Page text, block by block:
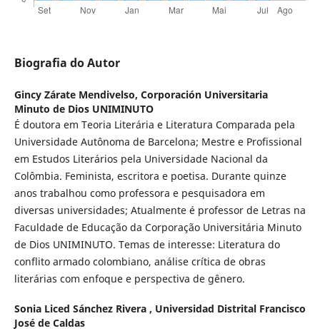
Biografia do Autor
Gincy Zárate Mendivelso, Corporación Universitaria
Minuto de Dios UNIMINUTO
É doutora em Teoria Literária e Literatura Comparada pela
Universidade Autônoma de Barcelona; Mestre e Profissional
em Estudos Literários pela Universidade Nacional da
Colômbia. Feminista, escritora e poetisa. Durante quinze
anos trabalhou como professora e pesquisadora em
diversas universidades; Atualmente é professor de Letras na
Faculdade de Educação da Corporação Universitária Minuto
de Dios UNIMINUTO. Temas de interesse: Literatura do
conflito armado colombiano, análise crítica de obras
literárias com enfoque e perspectiva de gênero.
Sonia Liced Sánchez Rivera , Universidad Distrital Francisco
José de Caldas